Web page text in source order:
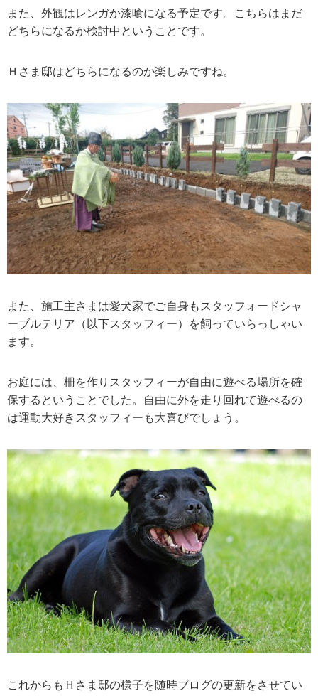
また、外観はレンガか漆喰になる予定です。こちらはまだ
どちらになるか検討中ということです。
Ｈさま邸はどちらになるのか楽しみですね。
また、施工主さまは愛犬家でご自身もスタッフォードシャ
ーブルテリア（以下スタッフィー）を飼っていらっしゃい
ます。
お庭には、柵を作りスタッフィーが自由に遊べる場所を確
保するということでした。自由に外を走り回れて遊べるの
は運動大好きスタッフィーも大喜びでしょう。
これからもＨさま邸の様子を随時ブログの更新をさせてい